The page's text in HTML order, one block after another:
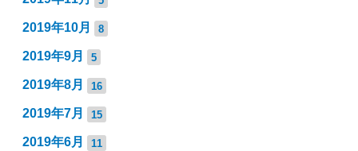
2019年10月 8
2019年9月 5
2019年8月 16
2019年7月 15
2019年6月 11